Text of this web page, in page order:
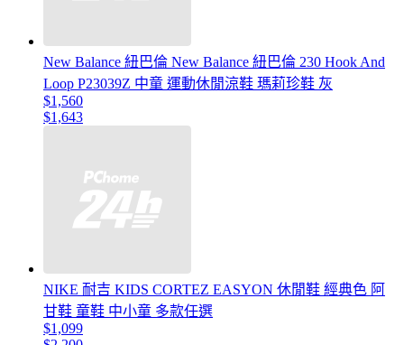
New Balance 紐巴倫 New Balance 紐巴倫 230 Hook And
Loop P23039Z 中童 運動休閒涼鞋 瑪莉珍鞋 灰
$1,560
$1,643
NIKE 耐吉 KIDS CORTEZ EASYON 休閒鞋 經典色 阿
甘鞋 童鞋 中小童 多款任選
$1,099